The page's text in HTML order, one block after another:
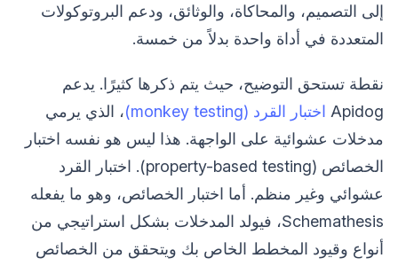
إلى التصميم، والمحاكاة، والوثائق، ودعم البروتوكولات
المتعددة في أداة واحدة بدلاً من خمسة.
نقطة تستحق التوضيح، حيث يتم ذكرها كثيرًا. يدعم
Apidog اختبار القرد (monkey testing)
، الذي يرمي
مدخلات عشوائية على الواجهة. هذا ليس هو نفسه اختبار
الخصائص (property-based testing). اختبار القرد
عشوائي وغير منظم. أما اختبار الخصائص، وهو ما يفعله
Schemathesis، فيولد المدخلات بشكل استراتيجي من
أنواع وقيود المخطط الخاص بك ويتحقق من الخصائص